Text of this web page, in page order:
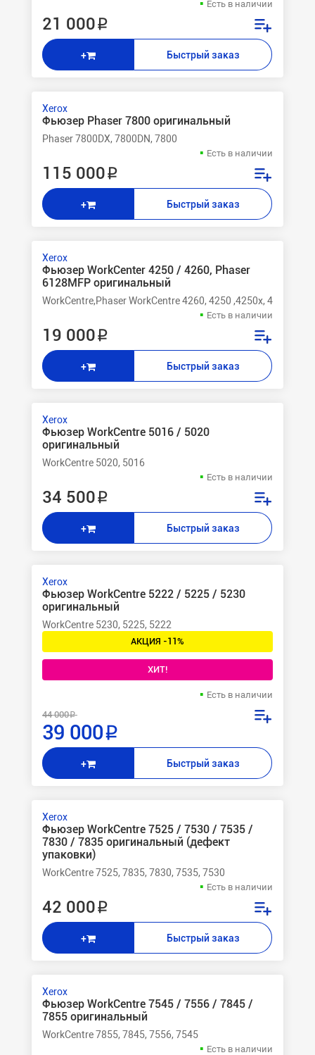
Есть в наличии
21 000 ₽
+ Быстрый заказ
Xerox
Фьюзер Phaser 7800 оригинальный
Phaser 7800DX, 7800DN, 7800
Есть в наличии
115 000 ₽
+ Быстрый заказ
Xerox
Фьюзер WorkCenter 4250 / 4260, Phaser
6128MFP оригинальный
WorkCentre,Phaser WorkCentre 4260, 4250 ,4250x, 4260s,
Есть в наличии
19 000 ₽
+ Быстрый заказ
Xerox
Фьюзер WorkCentre 5016 / 5020
оригинальный
WorkCentre 5020, 5016
Есть в наличии
34 500 ₽
+ Быстрый заказ
Xerox
Фьюзер WorkCentre 5222 / 5225 / 5230
оригинальный
WorkCentre 5230, 5225, 5222
АКЦИЯ -11%
ХИТ!
Есть в наличии
44 000 ₽
39 000 ₽
+ Быстрый заказ
Xerox
Фьюзер WorkCentre 7525 / 7530 / 7535 /
7830 / 7835 оригинальный (дефект
упаковки)
WorkCentre 7525, 7835, 7830, 7535, 7530
Есть в наличии
42 000 ₽
+ Быстрый заказ
Xerox
Фьюзер WorkCentre 7545 / 7556 / 7845 /
7855 оригинальный
WorkCentre 7855, 7845, 7556, 7545
Есть в наличии